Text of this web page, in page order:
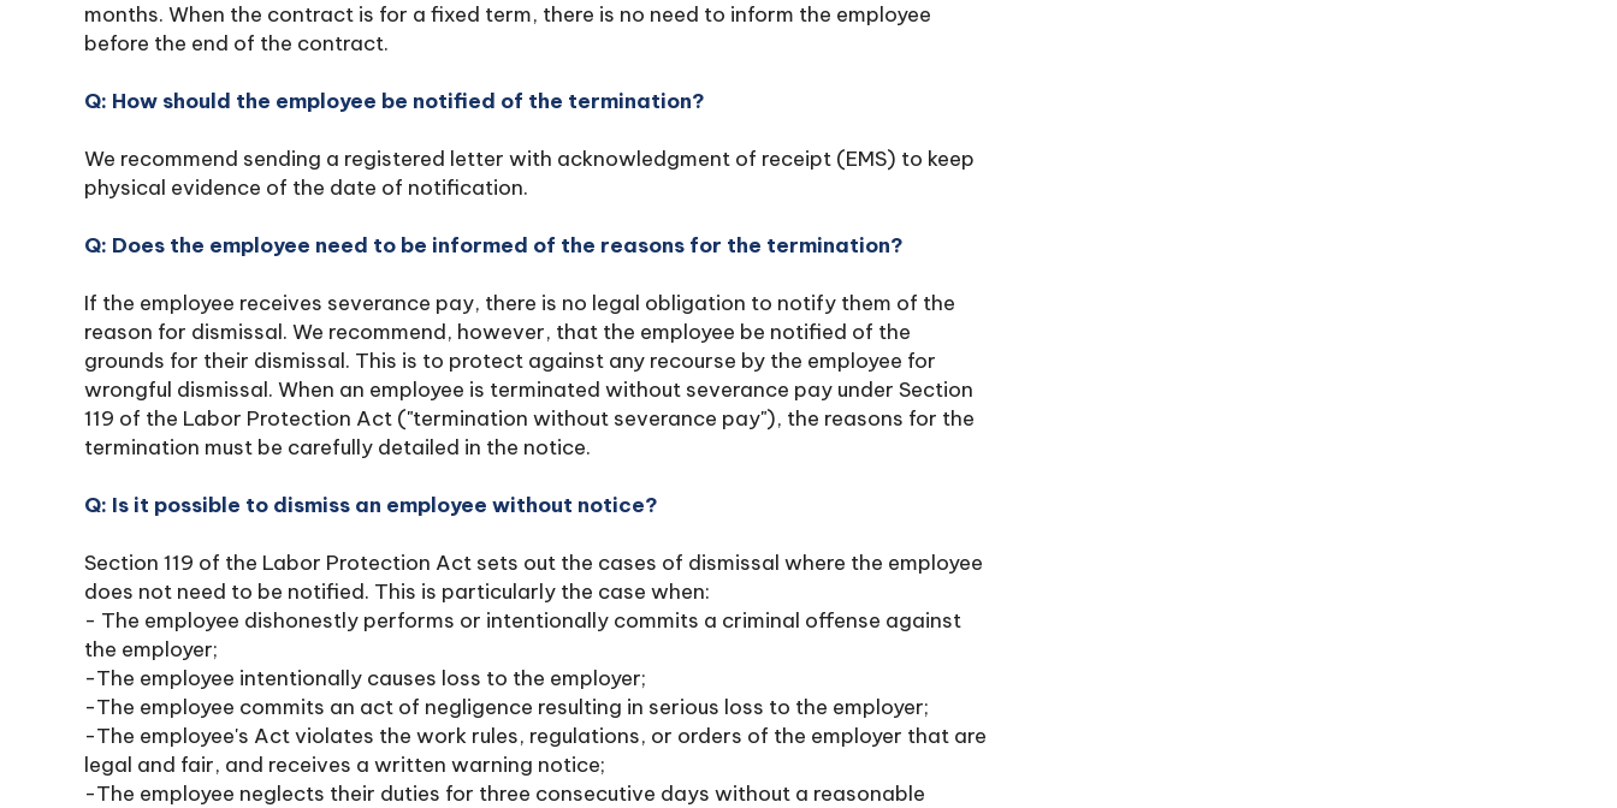
months. When the contract is for a fixed term, there is no need to inform the employee
before the end of the contract.
Q: How should the employee be notified of the termination?
We recommend sending a registered letter with acknowledgment of receipt (EMS) to keep
physical evidence of the date of notification.
Q: Does the employee need to be informed of the reasons for the termination?
If the employee receives severance pay, there is no legal obligation to notify them of the
reason for dismissal. We recommend, however, that the employee be notified of the
grounds for their dismissal. This is to protect against any recourse by the employee for
wrongful dismissal. When an employee is terminated without severance pay under Section
119 of the Labor Protection Act ("termination without severance pay"), the reasons for the
termination must be carefully detailed in the notice.
Q: Is it possible to dismiss an employee without notice?
Section 119 of the Labor Protection Act sets out the cases of dismissal where the employee
does not need to be notified. This is particularly the case when:
- The employee dishonestly performs or intentionally commits a criminal offense against
the employer;
-The employee intentionally causes loss to the employer;
-The employee commits an act of negligence resulting in serious loss to the employer;
-The employee's Act violates the work rules, regulations, or orders of the employer that are
legal and fair, and receives a written warning notice;
-The employee neglects their duties for three consecutive days without a reasonable